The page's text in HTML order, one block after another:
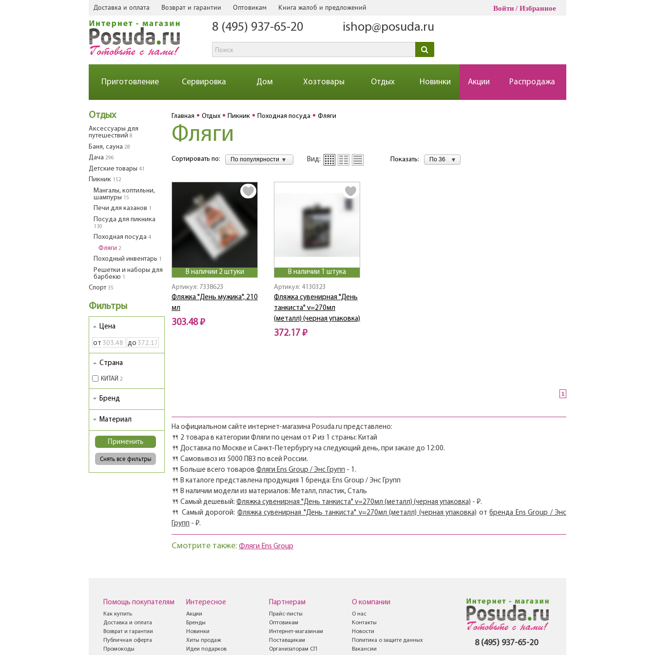
Доставка и оплата Возврат и гарантии Оптовикам Книга жалоб и предложений Войти Избранное
8 (495) 937-65-20 ishop@posuda.ru
Приготовление Сервировка Дом Хозтовары Отдых Новинки Акции Распродажа
Отдых
Аксессуары для
путешествий 8
Баня, сауна 28
Дача 296
Детские товары 41
Пикник 152
Мангалы, коптильни,
шампуры 15
Печи для казанов 1
Посуда для пикника
130
Походная посуда 4
Фляги 2
Походный инвентарь 1
Решетки и наборы для
барбекю 1
Спорт 35
Фильтры
Цена
от до
Страна
КИТАЙ 2
Бренд
Материал
Главная Отдых Пикник Походная посуда Фляги
Фляги
Сортировать по: По популярности Вид: Показать: По 36
В наличии 2 штуки
Артикул: 7338623
Фляжка "День мужика", 210
мл
303.48 ₽
В наличии 1 штука
Артикул: 4130323
Фляжка сувенирная "День
танкиста" v=270мл
(металл) (черная упаковка)
372.17 ₽
1
На официальном сайте интернет-магазина Posuda.ru представлено:
🍴 2 товара в категории Фляги по ценам от ₽ из 1 страны: Китай
🍴 Доставка по Москве и Санкт-Петербургу на следующий день, при заказе до 12:00.
🍴 Самовывоз из 5000 ПВЗ по всей России.
🍴 Больше всего товаров Фляги Ens Group / Энс Групп - 1.
🍴 В каталоге представлена продукция 1 бренда: Ens Group / Энс Групп
🍴 В наличии модели из материалов: Металл, пластик, Сталь
🍴 Самый дешевый: Фляжка сувенирная "День танкиста" v=270мл (металл) (черная упаковка) - ₽.
🍴 Самый дорогой: Фляжка сувенирная "День танкиста" v=270мл (металл) (черная упаковка) отбренда Ens Group / Энс
Групп - ₽.
Смотрите также: Фляги Ens Group
8 (495) 937-65-20
Помощь покупателям
Как купить
Доставка и оплата
Возврат и гарантии
Публичная оферта
Промокоды
Интересное
Акции
Бренды
Новинки
Хиты продаж
Идеи подарков
Партнерам
Прайс-листы
Оптовикам
Интернет-магазинам
Поставщикам
Организаторам СП
О компании
О нас
Контакты
Новости
Политика о защите данных
Вакансии